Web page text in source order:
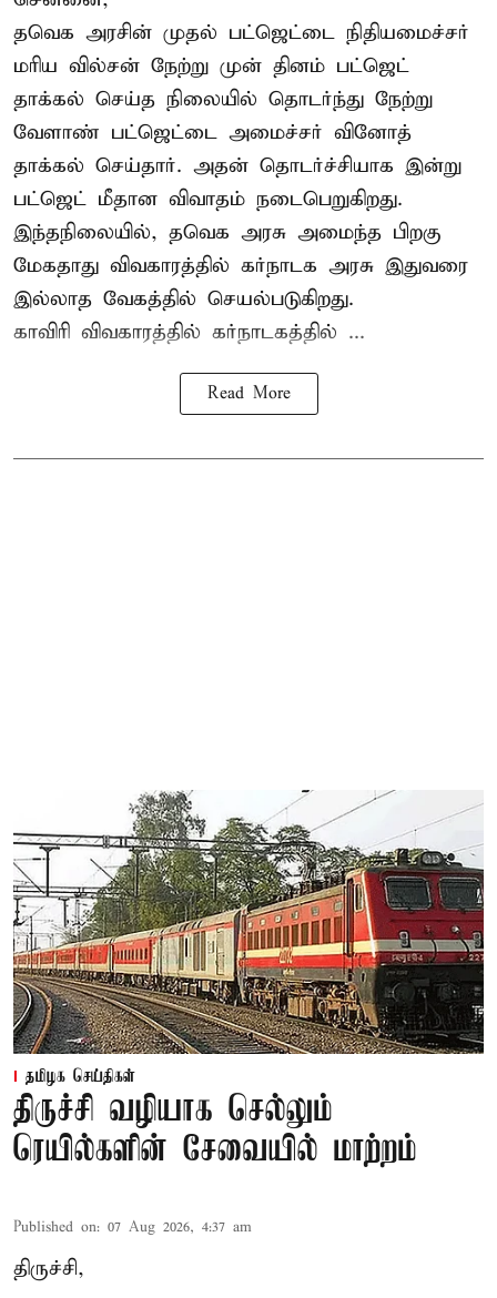
தவெக அரசின் முதல் பட்ஜெட்டை நிதியமைச்சர்
மரிய வில்சன் நேற்று முன் தினம் பட்ஜெட்
தாக்கல் செய்த நிலையில் தொடர்ந்து நேற்று
வேளாண் பட்ஜெட்டை அமைச்சர் வினோத்
தாக்கல் செய்தார். அதன் தொடர்ச்சியாக இன்று
பட்ஜெட் மீதான விவாதம் நடைபெறுகிறது.
இந்தநிலையில், தவெக அரசு அமைந்த பிறகு
மேகதாது விவகாரத்தில் கர்நாடக அரசு இதுவரை
இல்லாத வேகத்தில் செயல்படுகிறது.
காவிரி விவகாரத்தில் கர்நாடகத்தில் ...
Read More
தமிழக செய்திகள்
திருச்சி வழியாக செல்லும்
ரெயில்களின் சேவையில் மாற்றம்
Published on: 07 Aug 2026, 4:37 am
திருச்சி,